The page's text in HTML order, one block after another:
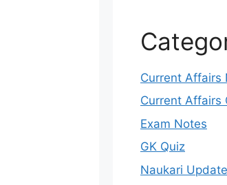
Current Affairs
Current Affairs
Exam Notes
GK Quiz
Naukari